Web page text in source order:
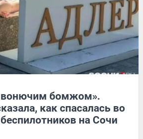
вонючим бомжом».
как спасалась во
на Сочи